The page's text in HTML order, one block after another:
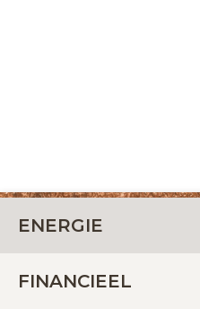
ENERGIE
FINANCIEEL